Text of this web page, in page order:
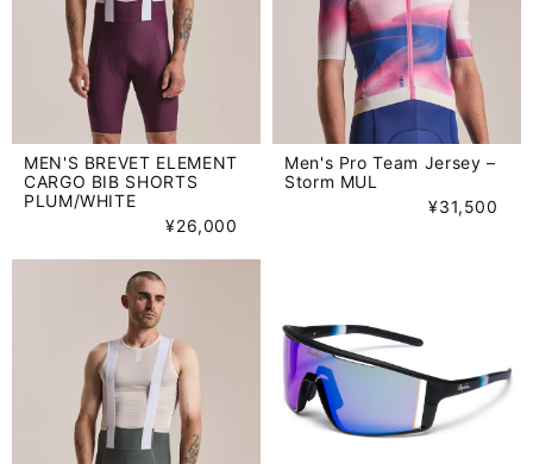
MEN'S BREVET ELEMENT
CARGO BIB SHORTS
PLUM/WHITE
¥26,000
Men's Pro Team Jersey –
Storm MUL
¥31,500